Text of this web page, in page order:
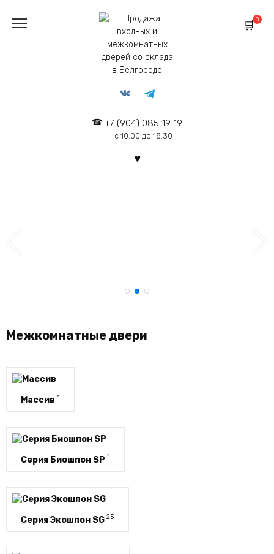
содержанию
+7 (904) 085 19 19
с 10:00 до 18:30
0
Межкомнатные двери
Массив 1
Серия Биошпон SP 1
Серия Экошпон SG 25